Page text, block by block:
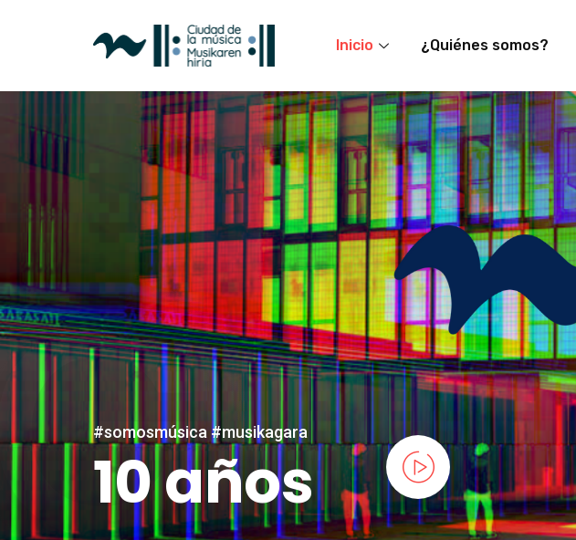
Inicio ¿Quiénes somos?
#somosmúsica #musikagara
10 años